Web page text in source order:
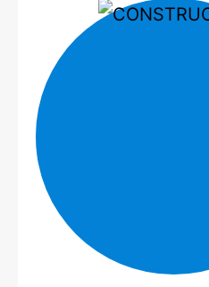
Espectáculos
Telecomunicación